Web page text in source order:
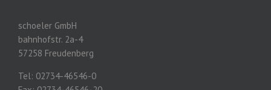
schoeler GmbH
bahnhofstr. 2a-4
57258 Freudenberg
Tel: 02734-46546-0